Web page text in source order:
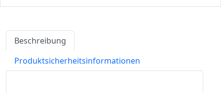
Beschreibung
Produktsicherheitsinformationen